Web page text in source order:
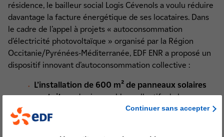
résidence, le bailleur social Logis Cévenols a voulu réduire
davantage la facture énergétique de ses locataires. Dans
le cadre de l’appel à projets « autoconsommation
d’électricité photovoltaïque » organisé par la Région
Occitanie/Pyrénées-Méditerranée, EDF ENR a proposé un
dispositif innovant d’autoconsommation collective :
L’installation de 600 m² de panneaux solaires
en toituredes immeubles collectifs de la
résidence pour alimenter en électricité les 100
logements et les parties communes des 5 cages
Continuer sans accepter